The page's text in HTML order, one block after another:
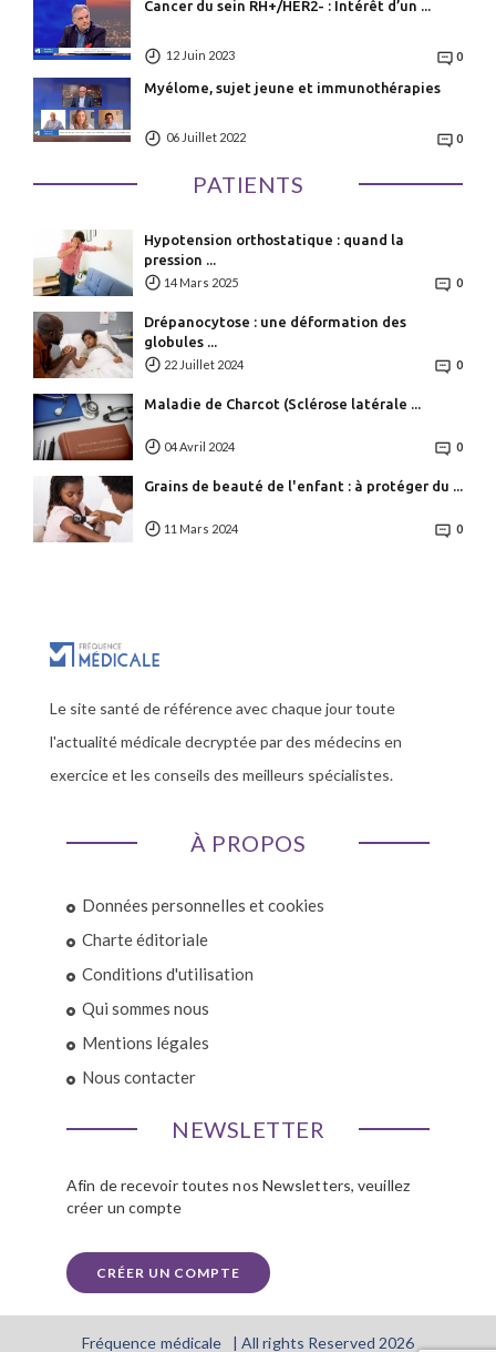
Cancer du sein RH+/HER2- : Intérêt d’un ...
12 Juin 2023 0
Myélome, sujet jeune et immunothérapies
06 Juillet 2022 0
PATIENTS
Hypotension orthostatique : quand la
pression ...
14 Mars 2025 0
Drépanocytose : une déformation des
globules ...
22 Juillet 2024 0
Maladie de Charcot (Sclérose latérale ...
04 Avril 2024 0
Grains de beauté de l'enfant : à protéger du ...
11 Mars 2024 0
Le site santé de référence avec chaque jour toute
l'actualité médicale decryptée par des médecins en
exercice et les conseils des meilleurs spécialistes.
À PROPOS
Données personnelles et cookies
Charte éditoriale
Conditions d'utilisation
Qui sommes nous
Mentions légales
Nous contacter
NEWSLETTER
Afin de recevoir toutes nos Newsletters, veuillez
créer un compte
CRÉER UN COMPTE
Fréquence médicale | All rights Reserved 2026